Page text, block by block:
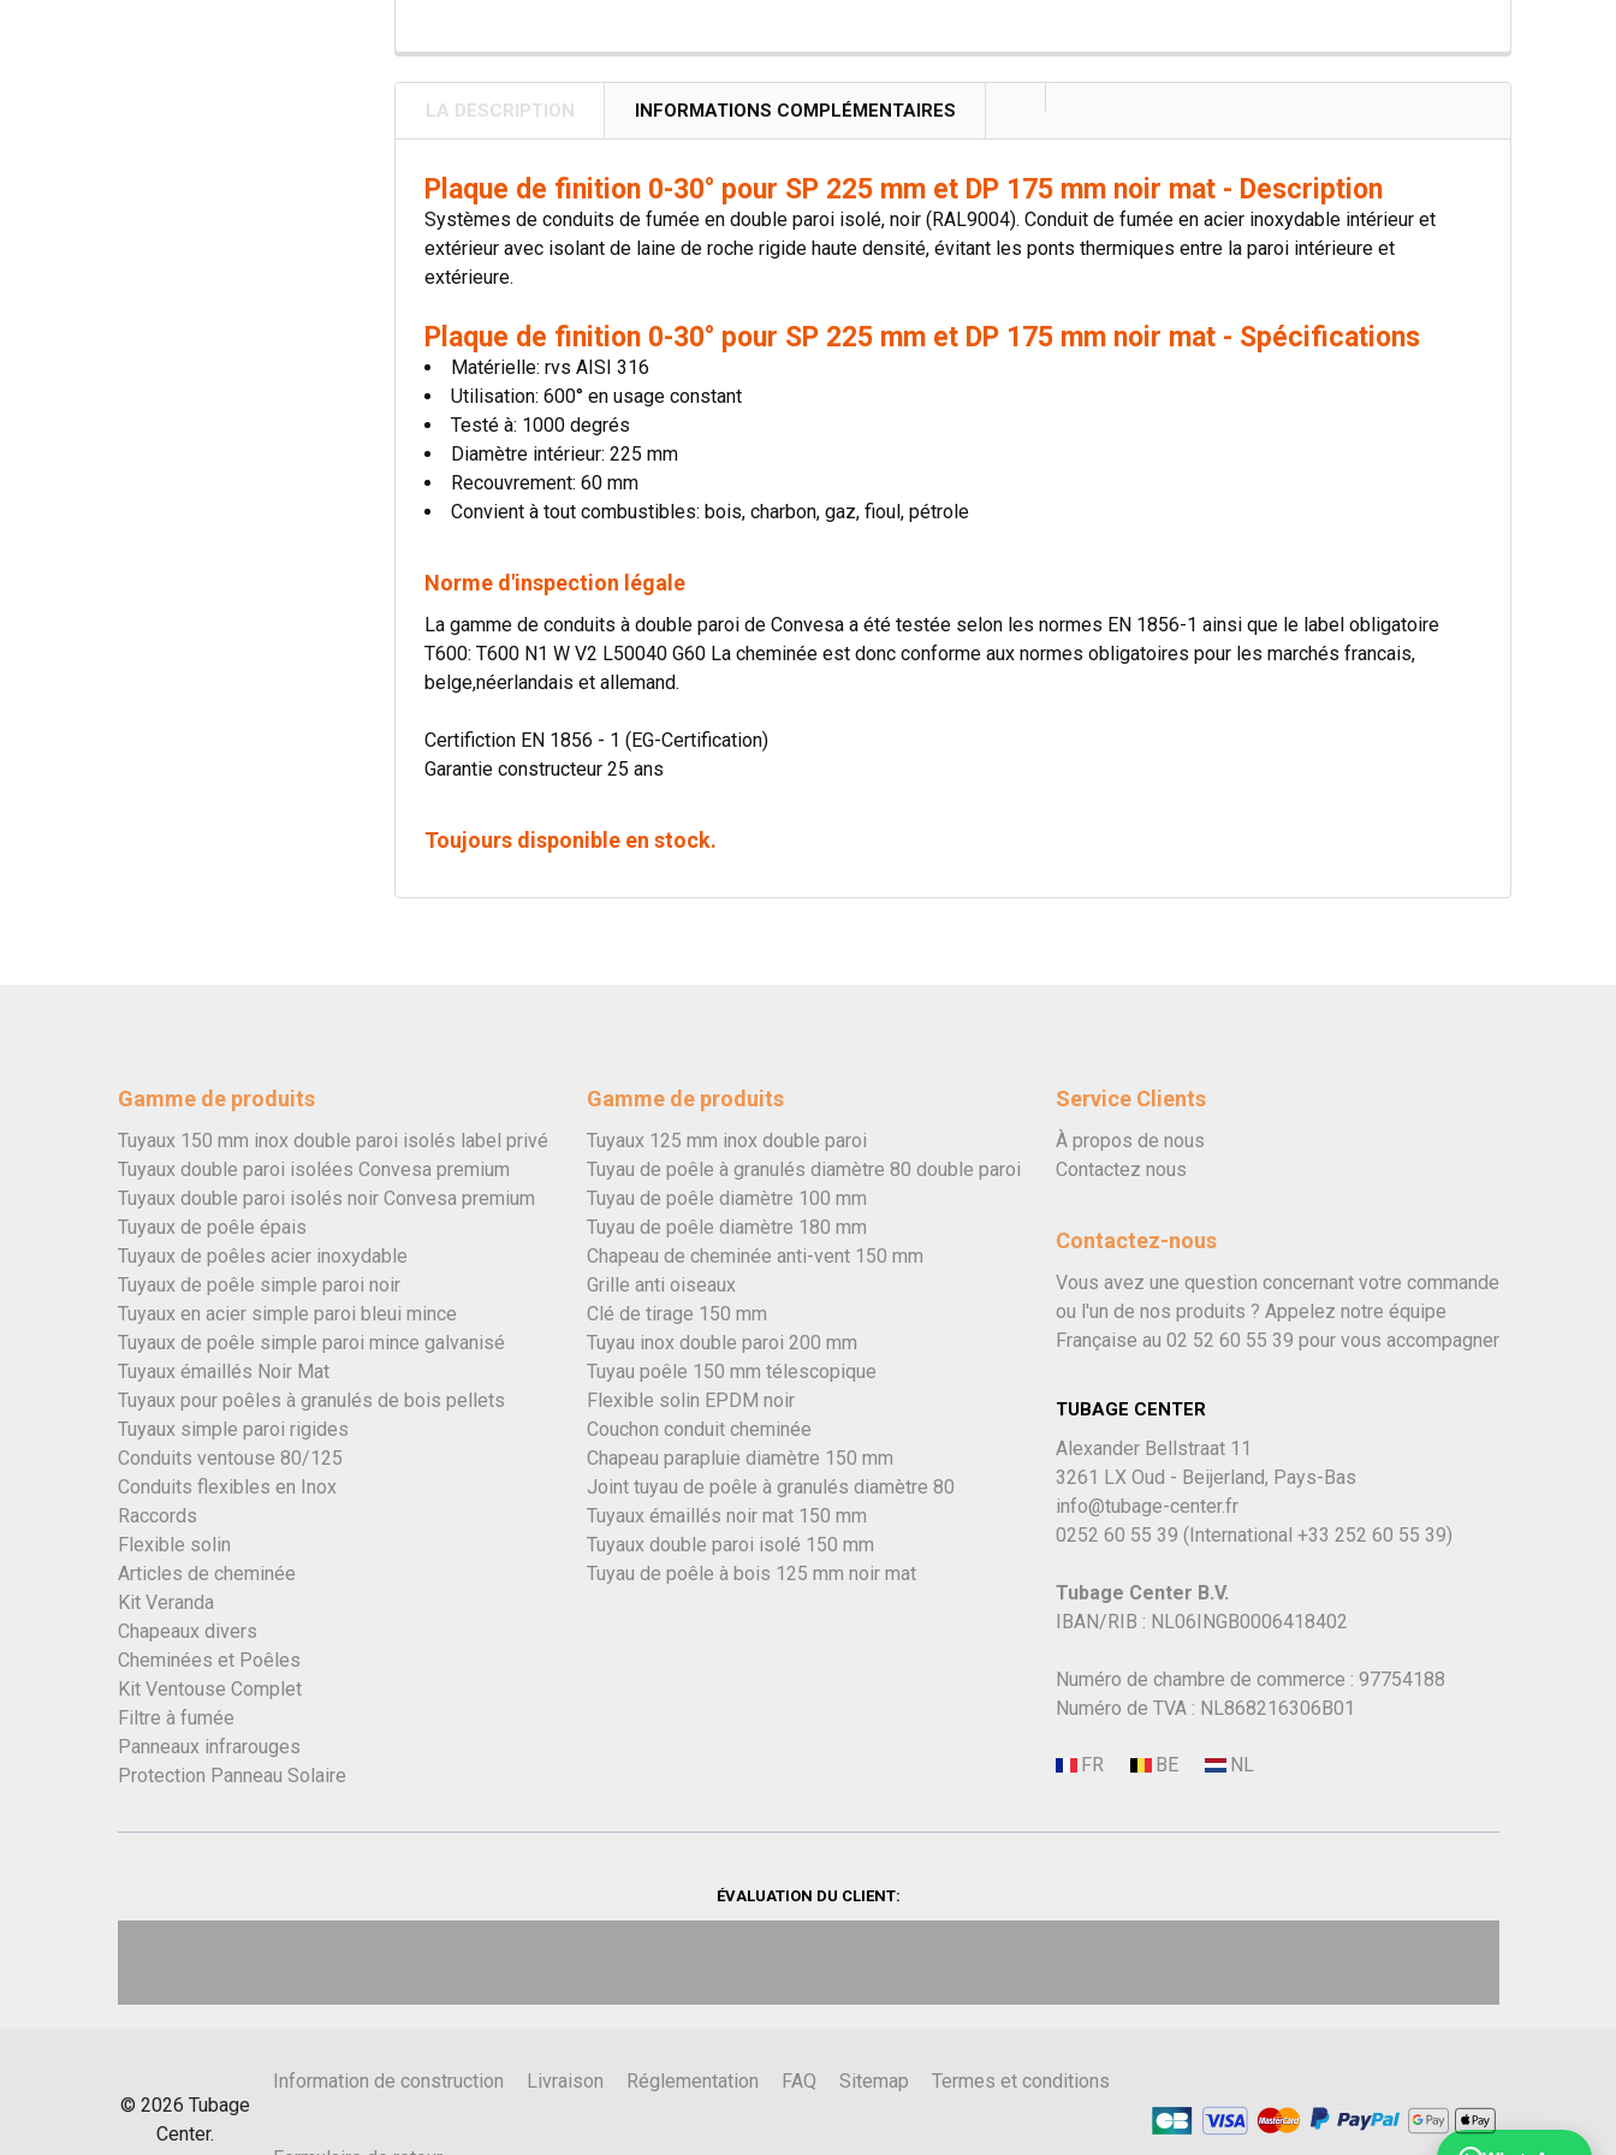
LA DESCRIPTION INFORMATIONS COMPLÉMENTAIRES
Plaque de finition 0-30° pour SP 225 mm et DP 175 mm noir mat - Description
Systèmes de conduits de fumée en double paroi isolé, noir (RAL9004). Conduit de fumée en acier inoxydable intérieur et
extérieur avec isolant de laine de roche rigide haute densité, évitant les ponts thermiques entre la paroi intérieure et
extérieure.
Plaque de finition 0-30° pour SP 225 mm et DP 175 mm noir mat - Spécifications
Matérielle: rvs AISI 316
Utilisation: 600° en usage constant
Testé à: 1000 degrés
Diamètre intérieur: 225 mm
Recouvrement: 60 mm
Convient à tout combustibles: bois, charbon, gaz, fioul, pétrole
Norme d'inspection légale
La gamme de conduits à double paroi de Convesa a été testée selon les normes EN 1856-1 ainsi que le label obligatoire
T600: T600 N1 W V2 L50040 G60 La cheminée est donc conforme aux normes obligatoires pour les marchés francais,
belge,néerlandais et allemand.
Certifiction EN 1856 - 1 (EG-Certification)
Garantie constructeur 25 ans
Toujours disponible en stock.
Gamme de produits
Tuyaux 150 mm inox double paroi isolés label privé
Tuyaux double paroi isolées Convesa premium
Tuyaux double paroi isolés noir Convesa premium
Tuyaux de poêle épais
Tuyaux de poêles acier inoxydable
Tuyaux de poêle simple paroi noir
Tuyaux en acier simple paroi bleui mince
Tuyaux de poêle simple paroi mince galvanisé
Tuyaux émaillés Noir Mat
Tuyaux pour poêles à granulés de bois pellets
Tuyaux simple paroi rigides
Conduits ventouse 80/125
Conduits flexibles en Inox
Raccords
Flexible solin
Articles de cheminée
Kit Veranda
Chapeaux divers
Cheminées et Poêles
Kit Ventouse Complet
Filtre à fumée
Panneaux infrarouges
Protection Panneau Solaire
Gamme de produits
Tuyaux 125 mm inox double paroi
Tuyau de poêle à granulés diamètre 80 double paroi
Tuyau de poêle diamètre 100 mm
Tuyau de poêle diamètre 180 mm
Chapeau de cheminée anti-vent 150 mm
Grille anti oiseaux
Clé de tirage 150 mm
Tuyau inox double paroi 200 mm
Tuyau poêle 150 mm télescopique
Flexible solin EPDM noir
Couchon conduit cheminée
Chapeau parapluie diamètre 150 mm
Joint tuyau de poêle à granulés diamètre 80
Tuyaux émaillés noir mat 150 mm
Tuyaux double paroi isolé 150 mm
Tuyau de poêle à bois 125 mm noir mat
Service Clients
À propos de nous
Contactez nous
Contactez-nous
Vous avez une question concernant votre commande
ou l'un de nos produits ? Appelez notre équipe
Française au 02 52 60 55 39 pour vous accompagner
TUBAGE CENTER
Alexander Bellstraat 11
3261 LX Oud - Beijerland, Pays-Bas
info@tubage-center.fr
0252 60 55 39 (International +33 252 60 55 39)
Tubage Center B.V.
IBAN/RIB : NL06INGB0006418402
Numéro de chambre de commerce : 97754188
Numéro de TVA : NL868216306B01
ÉVALUATION DU CLIENT:
© 2026 Tubage
Center.
Information de construction Livraison Réglementation FAQ Sitemap Termes et conditions